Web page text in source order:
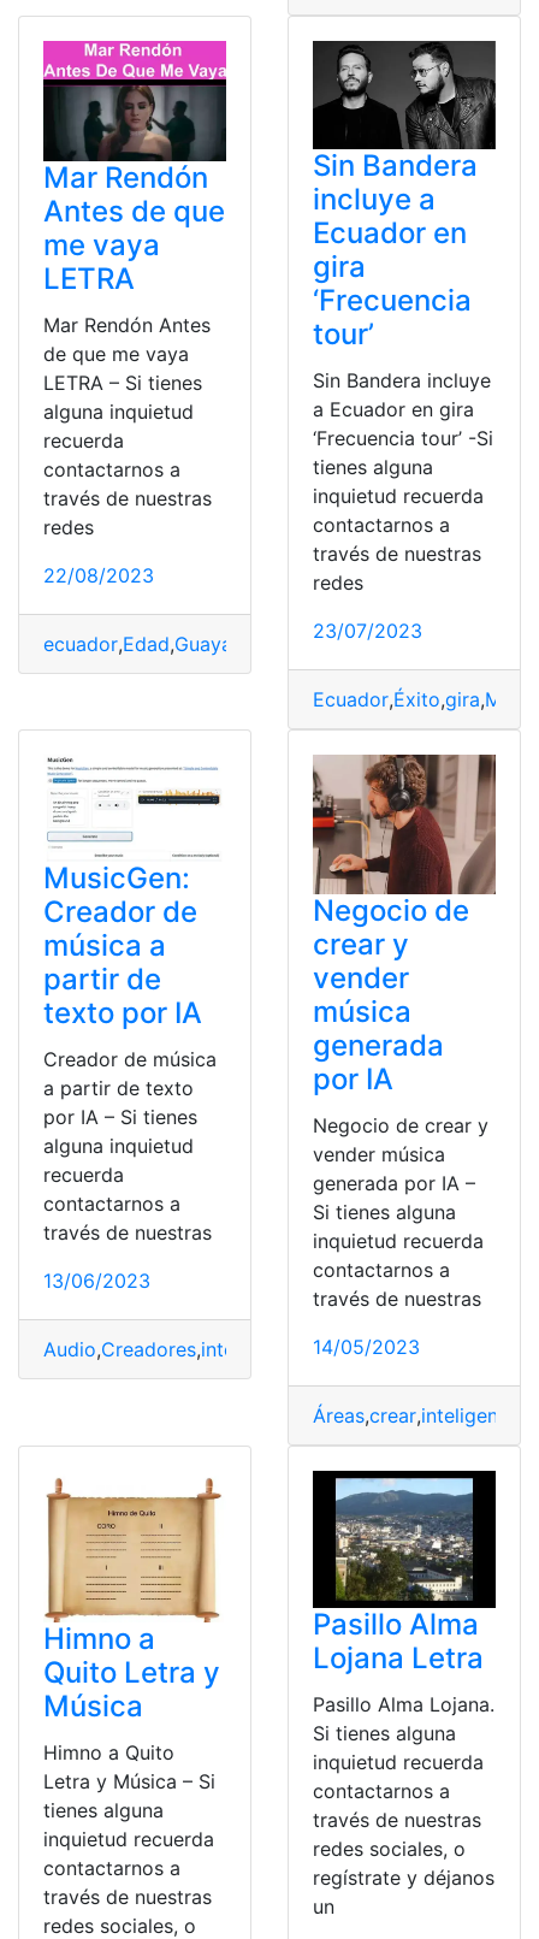
Mar Rendón
Antes de que
me vaya
LETRA
Mar Rendón Antes
de que me vaya
LETRA – Si tienes
alguna inquietud
recuerda
contactarnos a
través de nuestras
redes
22/08/2023
ecuador,Edad,Guayaquil ,Letra y Música
Sin Bandera
incluye a
Ecuador en
gira
‘Frecuencia
tour’
Sin Bandera incluye
a Ecuador en gira
‘Frecuencia tour’ -Si
tienes alguna
inquietud recuerda
contactarnos a
través de nuestras
redes
23/07/2023
Ecuador,Éxito,gira,
MusicGen:
Creador de
música a
partir de
texto por IA
Creador de música
a partir de texto
por IA – Si tienes
alguna inquietud
recuerda
contactarnos a
través de nuestras
13/06/2023
Audio,Creadores,inteligencia artificial,Música
Negocio de
crear y
vender
música
generada
por IA
Negocio de crear y
vender música
generada por IA –
Si tienes alguna
inquietud recuerda
contactarnos a
través de nuestras
14/05/2023
Áreas,crear,inteligencia
Himno a
Quito Letra y
Música
Himno a Quito
Letra y Música – Si
tienes alguna
inquietud recuerda
contactarnos a
través de nuestras
redes sociales, o
Pasillo Alma
Lojana Letra
Pasillo Alma Lojana.
Si tienes alguna
inquietud recuerda
contactarnos a
través de nuestras
redes sociales, o
regístrate y déjanos
un